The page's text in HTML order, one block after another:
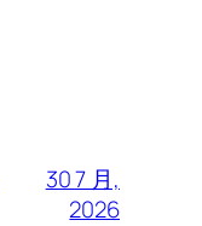
30 7 月,
2026